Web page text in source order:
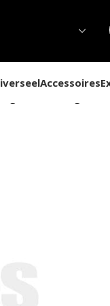
Accessoires